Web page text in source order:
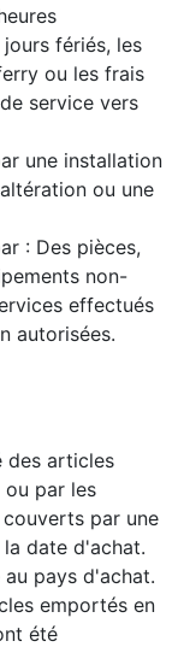
fériés, les
ou les frais
service vers
une installation
ou une
: Des pièces,
non-
effectués
autorisées.
des articles
par les
par une
date d'achat.
pays d'achat.
emportés en
été